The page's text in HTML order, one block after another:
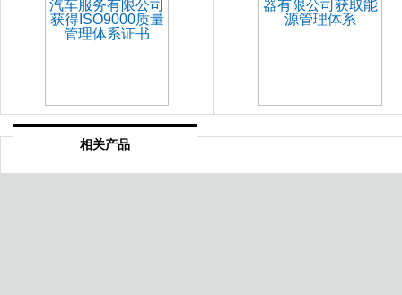
相关产品